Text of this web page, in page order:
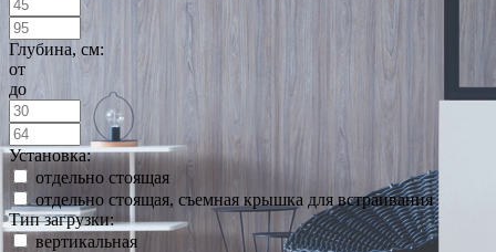
Глубина, см:
от
до
Установка:
отдельно стоящая
отдельно стоящая, съемная крышка для встраивания
Тип загрузки:
вертикальная